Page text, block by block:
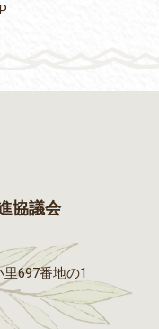
協議会
里697番地の1